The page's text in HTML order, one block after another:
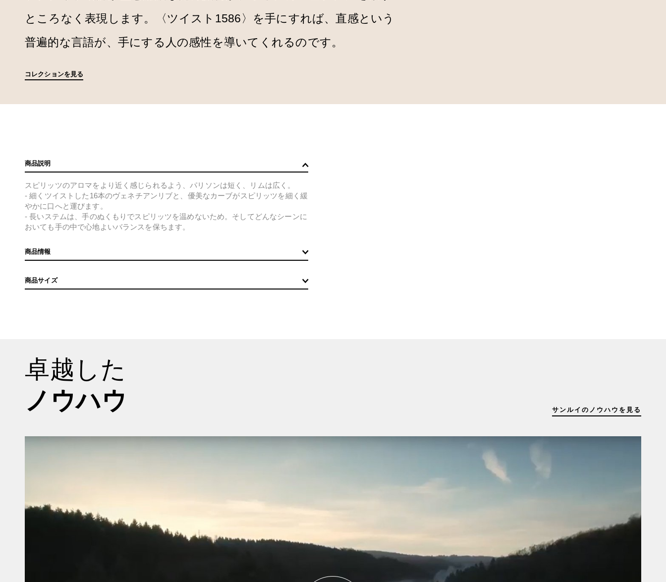
ところなく表現します。〈ツイスト1586〉を手にすれば、直感という
普遍的な言語が、手にする人の感性を導いてくれるのです。
コレクションを見る
商品説明
スピリッツのアロマをより近く感じられるよう、パリソンは短く、リムは広く。
- 細くツイストした16本のヴェネチアンリブと、優美なカーブがスピリッツを細く緩
やかに口へと運びます。
- 長いステムは、手のぬくもりでスピリッツを温めないため。そしてどんなシーンに
おいても手の中で心地よいバランスを保ちます。
商品情報
商品サイズ
卓越した
ノウハウ
サンルイのノウハウを見る